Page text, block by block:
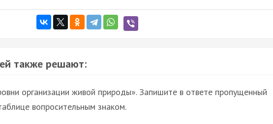
также решают:
организации живой природы». Запишите в ответе пропущенный
вопросительным знаком.